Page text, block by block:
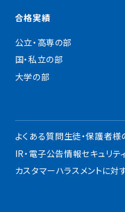
合格実績
公立・高専の部
国・私立の部
大学の部
よくある質問生徒・保護者様
IR・電子公告情報セキュリテ
カスタマーハラスメントに対